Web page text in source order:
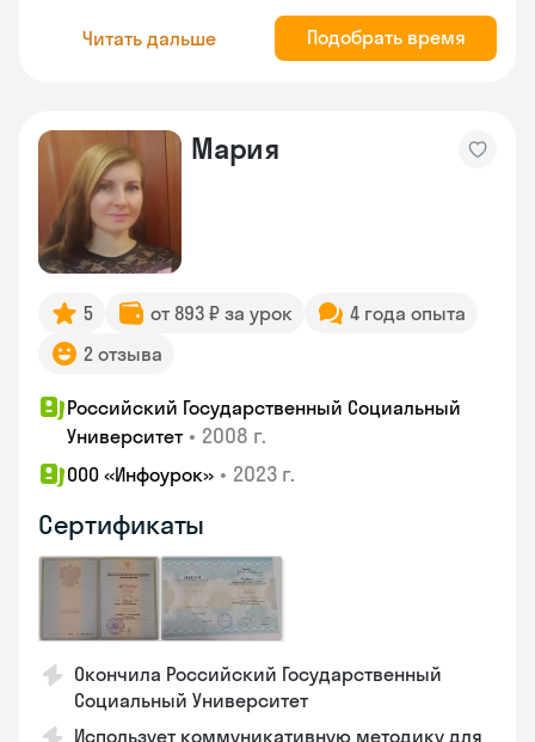
Читать дальше Подобрать время
Мария
5 от 893 ₽ за урок
4 года опыта
2 отзыва
Российский Государственный Социальный
Университет • 2008 г.
ООО «Инфоурок» • 2023 г.
Сертификаты
Окончила Российский Государственный
Социальный Университет
Использует коммуникативную методику для